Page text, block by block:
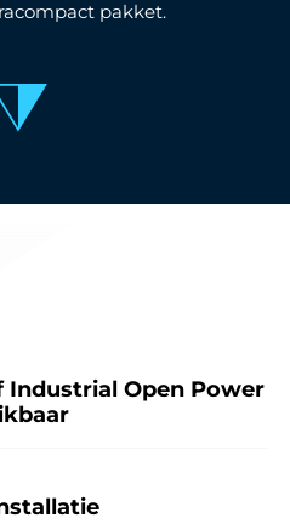
pakket.
Industrial Open Power